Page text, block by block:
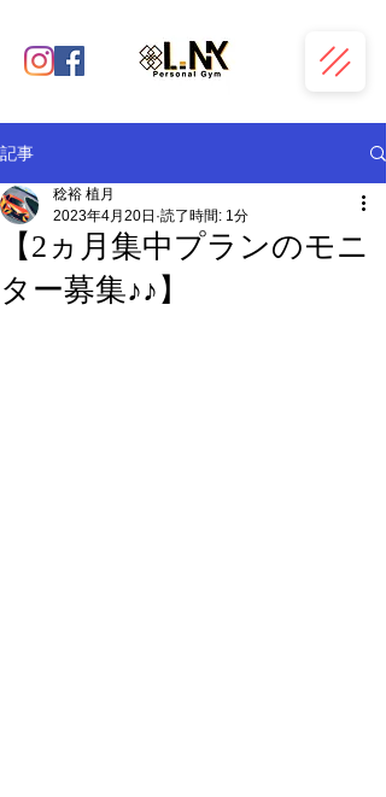
記事
【2ヵ月集中プランのモニ
ター募集♪♪】
稔裕 植月
2023年4月20日 読了時間: 1分